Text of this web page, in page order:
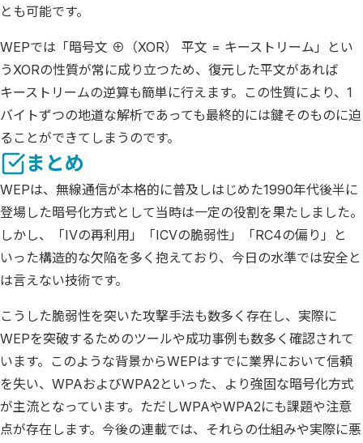
とも可能です。
WEPでは「暗号文 ⊕（XOR） 平文 = キーストリーム」とい
うXORの性質が常に成り立つため、復元した平文があれば
キーストリームの逆算も簡単に行えます。この性質により、1
バイトずつの地道な解析であっても最終的には鍵そのものに迫
ることができてしまうのです。
まとめ
WEPは、無線通信が本格的に普及しはじめた1990年代後半に
登場した暗号化方式として当時は一定の役割を果たしました。
しかし、「IVの再利用」「ICVの脆弱性」「RC4の偏り」と
いった構造的な欠陥を多く抱えており、今日の水準では安全と
は言えない技術です。
こうした脆弱性を突いた攻撃手法も数多く存在し、実際に
WEPを突破するためのツールや成功事例も数多く確認されて
います。このような背景からWEPはすでに業界において信頼
を失い、WPAおよびWPA2といった、より強固な暗号化方式
が主流となっています。ただしWPAやWPA2にも課題や注意
点が存在します。今後の連載では、それらの仕組みや実際に悪